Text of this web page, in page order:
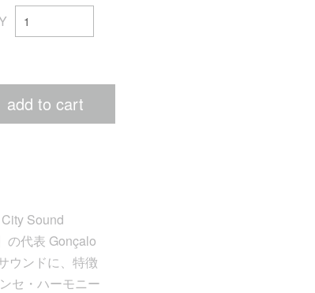
add to cart
Sound
の代表 Gonçalo
ウンドに、特徴
セ・ハーモニー